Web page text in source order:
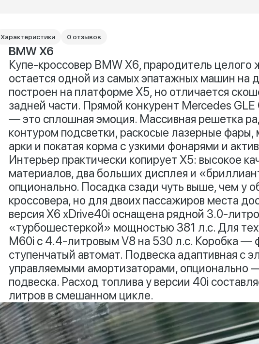
Характеристики 0 отзывов
BMW X6
Купе-кроссовер BMW X6, прародитель целого
остается одной из самых эпатажных машин на
построен на платформе X5, но отличается
задней части. Прямой конкурент Mercedes
— это сплошная эмоция. Массивная решетка
контуром подсветки, раскосые лазерные
арки и покатая корма с узкими фонарями и
Интерьер практически копирует X5: высокое
материалов, два больших дисплея и
опционально. Посадка сзади чуть выше, чем у
кроссовера, но для двоих пассажиров места
версия X6 xDrive40i оснащена рядной 3.0-
«турбошестеркой» мощностью 381 л.с. Для
M60i с 4.4-литровым V8 на 530 л.с. Коробка —
ступенчатый автомат. Подвеска адаптивная с
управляемыми амортизаторами, опционально
подвеска. Расход топлива у версии 40i
литров в смешанном цикле.